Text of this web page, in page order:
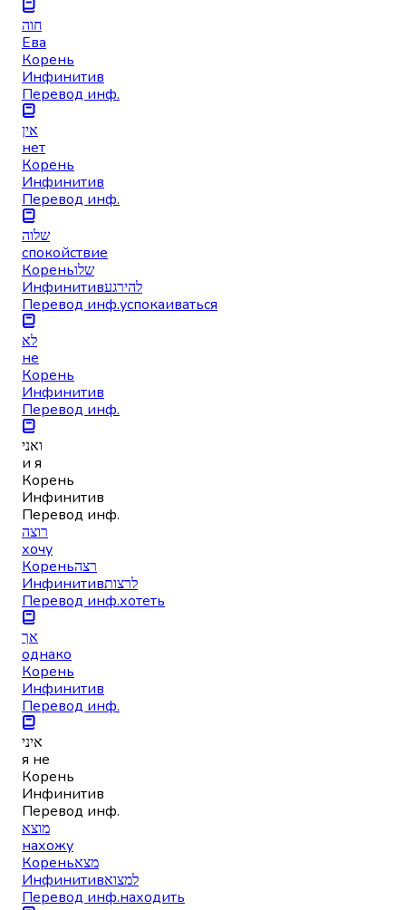
חוה
Ева
Корень
Инфинитив
Перевод инф.
אין
нет
Корень
Инфинитив
Перевод инф.
שלוה
спокойствие
Кореньשלו
Инфинитивלהירגע
Перевод инф.успокаиваться
לא
не
Корень
Инфинитив
Перевод инф.
ואני
и я
Корень
Инфинитив
Перевод инф.
רוצה
хочу
Кореньרצה
Инфинитивלרצות
Перевод инф.хотеть
אך
однако
Корень
Инфинитив
Перевод инф.
איני
я не
Корень
Инфинитив
Перевод инф.
מוצא
нахожу
Кореньמצא
Инфинитивלמצוא
Перевод инф.находить